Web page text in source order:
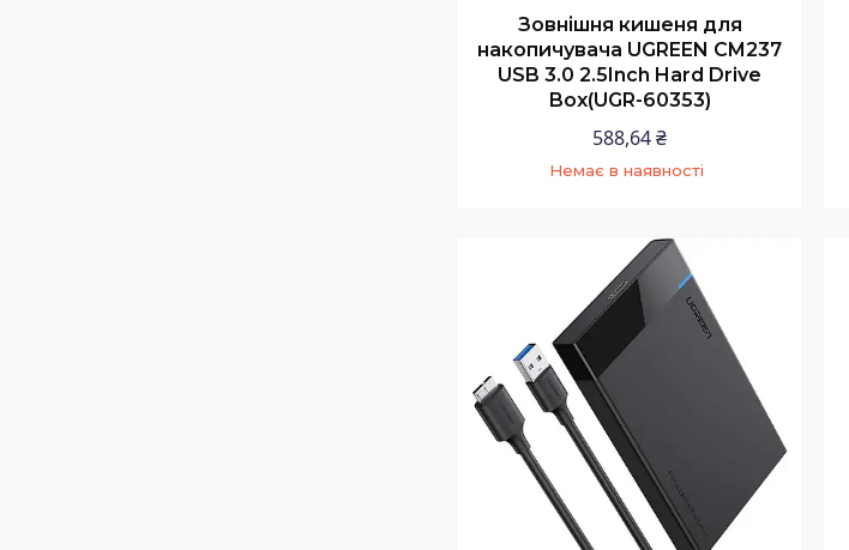
Зовнішня кишеня для
накопичувача UGREEN CM237
USB 3.0 2.5Inch Hard Drive
Box(UGR-60353)
588,64 ₴
Немає в наявності
+380 (97) 352-73-89